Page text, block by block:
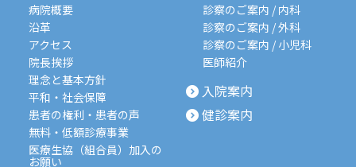
病院概要
沿革
アクセス
院長挨拶
理念と基本方針
平和・社会保障
患者の権利・患者の声
無料・低額診療事業
医療生協（組合員）加入の
お願い
診察のご案内 / 内科
診察のご案内 / 外科
診察のご案内 / 小児科
医師紹介
入院案内
健診案内